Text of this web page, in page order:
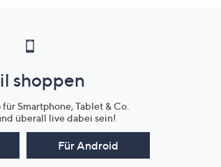
shoppen
Smartphone, Tablet & Co.
überall live dabei sein!
Für Android